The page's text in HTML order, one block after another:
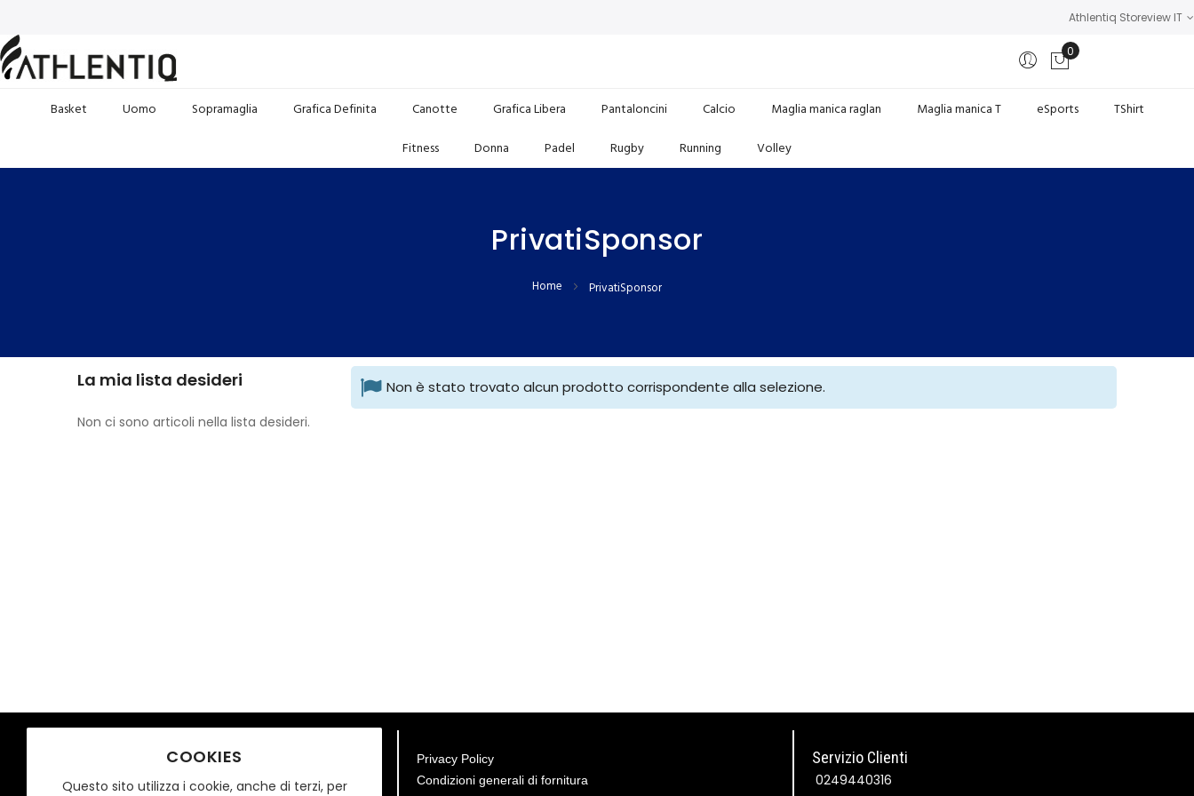
COOKIES
Questo sito utilizza i cookie, anche di terzi, per
Athlentiq Storeview IT
0
Basket Uomo Sopramaglia Grafica Definita Canotte Grafica Libera Pantaloncini Calcio Maglia manica raglan Maglia manica T eSports TShirt
Fitness Donna Padel Rugby Running Volley
PrivatiSponsor
Home PrivatiSponsor
Non è stato trovato alcun prodotto corrispondente alla selezione.
La mia lista desideri
Non ci sono articoli nella lista desideri.
Chi Siamo
Mio Team Srl
Privacy Policy
Condizioni generali di fornitura
Servizio Clienti
0249440316